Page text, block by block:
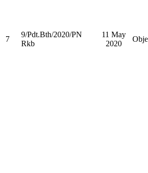
7
9/Pdt.Bth/2020/PN
Rkb
11 May
2020